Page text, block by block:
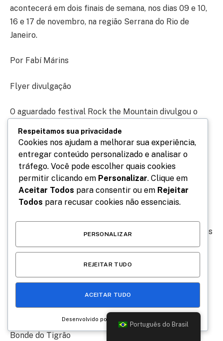
acontecerá em dois finais de semana, nos dias 09 e 10,
16 e 17 de novembro, na região Serrana do Rio de
Janeiro.
Por Fabí Márins
Flyer divulgação
O aguardado festival Rock the Mountain divulgou o
acontecerá em dois finais de semana, nos dias 09 e 10,
16 e 17 de novembro, na Região Serrana do Rio de
Janeiro. O evento promete unir música, arte, diversão,
estilo, gastronomia e sustentabilidade em meio à
natureza, no Parque Municipal Prefeito Paulo Rattes,
em Itaipava, Petrópolis.
Grandes nomes da música brasileira estão confirmados
para animar os diversos palcos do evento. A lista dos
Planet Hemp
Céu (com Baile Reggae)
Bonde do Tigrão
Português do Brasil
Respeitamos sua privacidade
Cookies nos ajudam a melhorar sua experiência,
entregar conteúdo personalizado e analisar o
tráfego. Você pode escolher quais cookies
permitir clicando em Personalizar. Clique em
Aceitar Todos para consentir ou em Rejeitar
Todos para recusar cookies não essenciais.
PERSONALIZAR
REJEITAR TUDO
ACEITAR TUDO
Desenvolvido por